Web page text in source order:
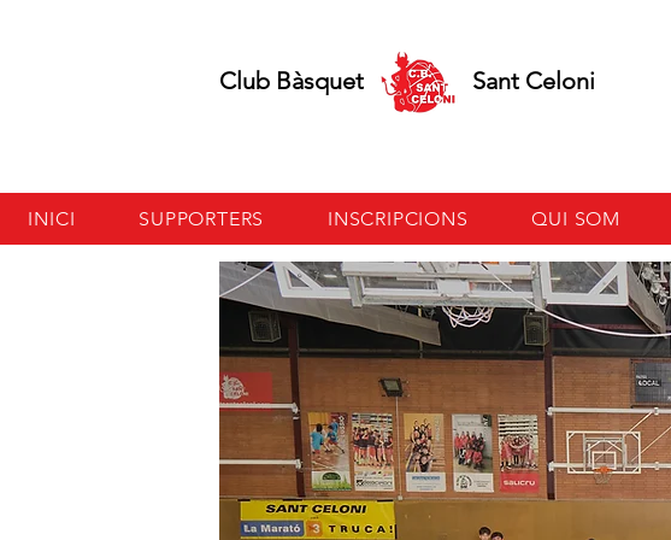
Club Bàsquet Sant Celoni
INICI SUPPORTERS INSCRIPCIONS QUI SOM